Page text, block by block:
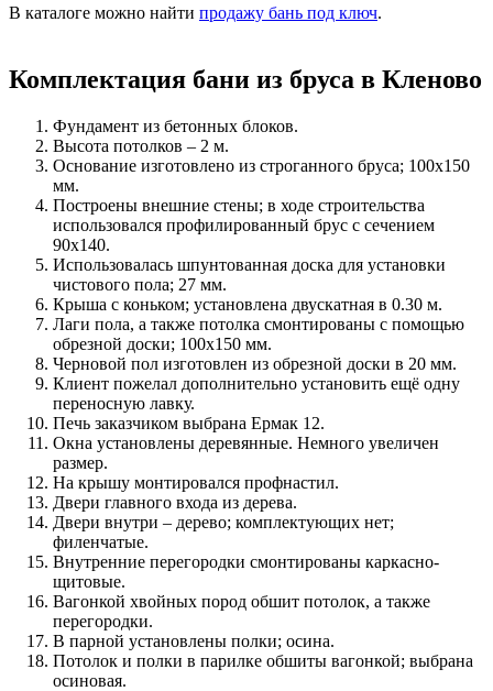
В каталоге можно найти продажу бань под ключ.
Комплектация бани из бруса в Кленово
Фундамент из бетонных блоков.
Высота потолков – 2 м.
Основание изготовлено из строганного бруса; 100х150
мм.
Построены внешние стены; в ходе строительства
использовался профилированный брус с сечением
90х140.
Использовалась шпунтованная доска для установки
чистового пола; 27 мм.
Крыша с коньком; установлена двускатная в 0.30 м.
Лаги пола, а также потолка смонтированы с помощью
обрезной доски; 100х150 мм.
Черновой пол изготовлен из обрезной доски в 20 мм.
Клиент пожелал дополнительно установить ещё одну
переносную лавку.
Печь заказчиком выбрана Ермак 12.
Окна установлены деревянные. Немного увеличен
размер.
На крышу монтировался профнастил.
Двери главного входа из дерева.
Двери внутри – дерево; комплектующих нет;
филенчатые.
Внутренние перегородки смонтированы каркасно-
щитовые.
Вагонкой хвойных пород обшит потолок, а также
перегородки.
В парной установлены полки; осина.
Потолок и полки в парилке обшиты вагонкой; выбрана
осиновая.